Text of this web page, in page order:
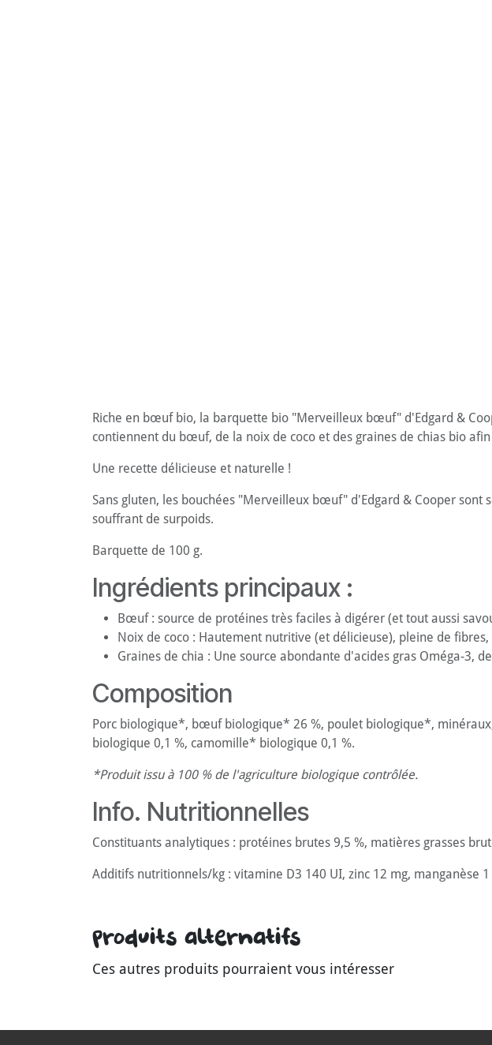
Riche en bœuf bio, la barquette bio "Merveilleux bœuf" d'Edgard &
contiennent du bœuf, de la noix de coco et des graines de chias bio
Une recette délicieuse et naturelle !
Sans gluten, les bouchées "Merveilleux bœuf" d'Edgard & Cooper sont
souffrant de surpoids.
Barquette de 100 g.
Ingrédients principaux :
Bœuf : source de protéines très faciles à digérer (et tout aussi
Noix de coco : Hautement nutritive (et délicieuse), pleine de
Graines de chia : Une source abondante d'acides gras Oméga-3,
Composition
Porc biologique*, bœuf biologique* 26 %, poulet biologique*,
biologique 0,1 %, camomille* biologique 0,1 %.
*Produit issu à 100 % de l'agriculture biologique contrôlée.
Info. Nutritionnelles
Constituants analytiques : protéines brutes 9,5 %, matières grasses
Additifs nutritionnels/kg : vitamine D3 140 UI, zinc 12 mg, manganèse
Produits alternatifs
Ces autres produits pourraient vous intéresser